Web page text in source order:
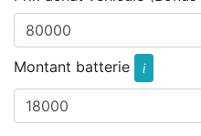
Montant batterie
i